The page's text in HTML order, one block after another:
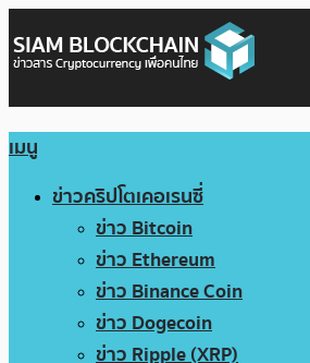
เมนู
ข่าวคริปโตเคอเรนซี่
ข่าว Bitcoin
ข่าว Ethereum
ข่าว Binance Coin
ข่าว Dogecoin
ข่าว Ripple (XRP)